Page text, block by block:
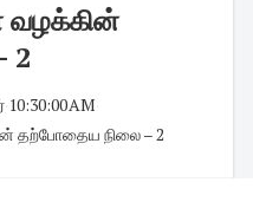
வழக்கின்
2
· 10:30:00 AM
தற்போதைய நிலை – 2